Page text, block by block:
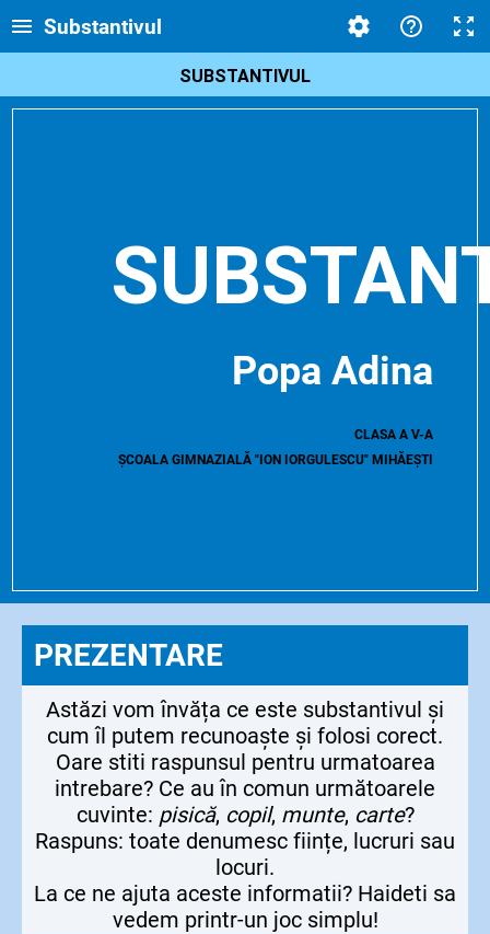
Substantivul
SUBSTANTIVUL
Popa Adina
CLASA A V-A
ȘCOALA GIMNAZIALĂ "ION IORGULESCU" MIHĂEȘTI
PREZENTARE
Astăzi vom învăța ce este substantivul și
cum îl putem recunoaște și folosi corect.
Oare stiti raspunsul pentru urmatoarea
intrebare? Ce au în comun următoarele
cuvinte: pisică, copil, munte, carte?
Raspuns: toate denumesc ființe, lucruri sau
locuri.
La ce ne ajuta aceste informatii? Haideti sa
vedem printr-un joc simplu!